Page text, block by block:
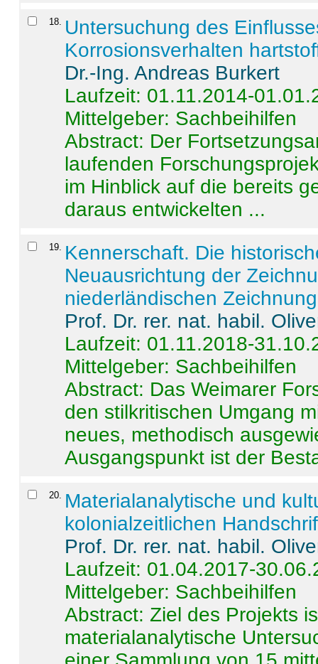
18
Untersuchung des
Korrosionsverhalten
Dr.-Ing. Andreas Burkert
Laufzeit: 01.11.2014-
Mittelgeber: Sachbeihilfen
Abstract: Der
laufenden
im Hinblick auf die bereits
daraus entwickelten ...
19
Kennerschaft. Die
Neuausrichtung der
niederländischen
Prof. Dr. rer. nat. habil.
Laufzeit: 01.11.2018-
Mittelgeber: Sachbeihilfen
Abstract: Das Weimarer
den stilkritischen Umgang
neues, methodisch
Ausgangspunkt ist der
20
Materialanalytische und
kolonialzeitlichen
Prof. Dr. rer. nat. habil.
Laufzeit: 01.04.2017-
Mittelgeber: Sachbeihilfen
Abstract:Ziel des Projekts
materialanalytische